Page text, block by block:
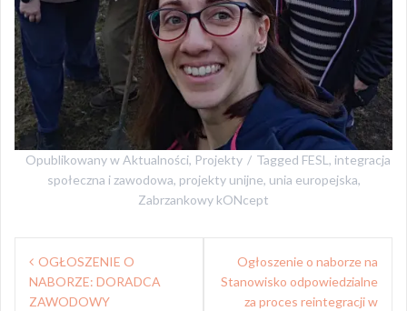
Opublikowany wAktualności, Projekty Tagged FESL , integracja
społeczna i zawodowa, projekty unijne, unia europejska,
Zabrzankowy kONcept
Nawigacja
wpisu
OGŁOSZENIE O
NABORZE: DORADCA
ZAWODOWY
Ogłoszenie o naborze na
Stanowisko odpowiedzialne
za proces reintegracji w